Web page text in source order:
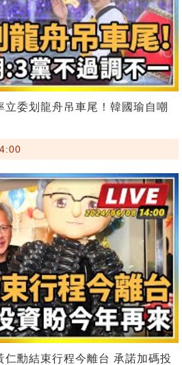
立委划龍舟吊車尾！韓國瑜自嘲
仁勳結束行程今離台 承諾加碼投